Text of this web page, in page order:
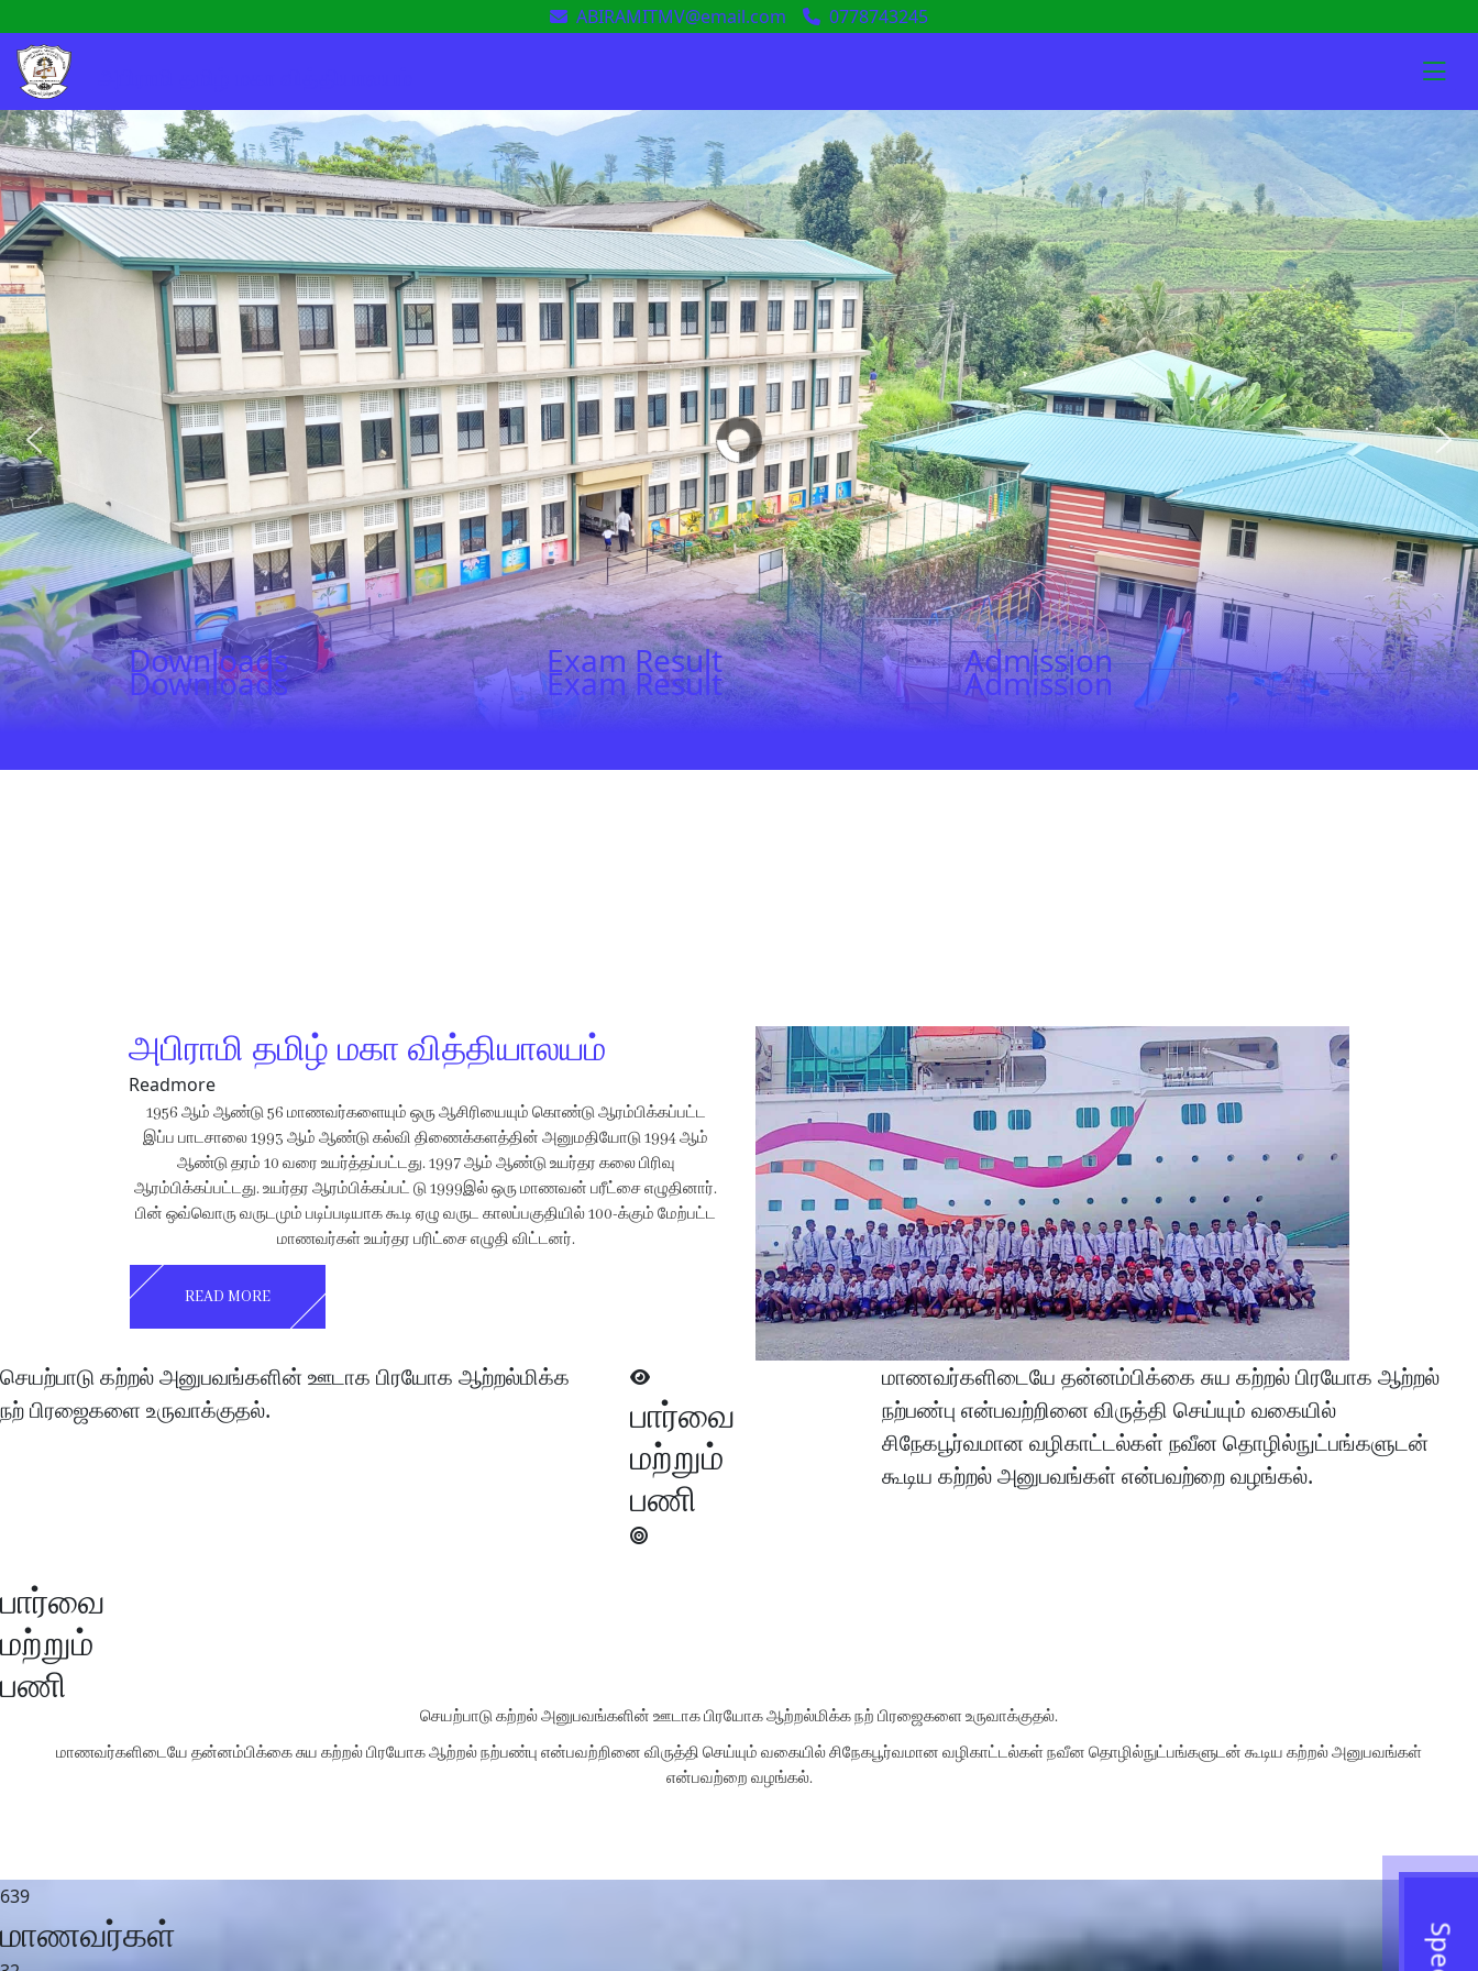
ABIRAMITMV@email.com 0778743245
Downloads Exam Result Admission
Downloads Exam Result Admission
அபிராமி தமிழ் மகா வித்தியாலயம்
Readmore
1956 ஆம் ஆண்டு 56 மாணவர்களையும் ஒரு ஆசிரியையும் கொண்டு ஆரம்பிக்கப்பட்ட
இப்ப பாடசாலை 1993 ஆம் ஆண்டு கல்வி திணைக்களத்தின் அனுமதியோடு 1994 ஆம்
ஆண்டு தரம் 10 வரை உயர்த்தப்பட்டது. 1997 ஆம் ஆண்டு உயர்தர கலை பிரிவு
ஆரம்பிக்கப்பட்டது. உயர்தர ஆரம்பிக்கப்பட் டு 1999இல் ஒரு மாணவன் பரீட்சை எழுதினார்.
பின் ஒவ்வொரு வருடமும் படிப்படியாக கூடி ஏழு வருட காலப்பகுதியில் 100-க்கும் மேற்பட்ட
மாணவர்கள் உயர்தர பரிட்சை எழுதி விட்டனர்.
READ MORE
செயற்பாடு கற்றல் அனுபவங்களின் ஊடாக பிரயோக ஆற்றல்மிக்க
நற் பிரஜைகளை உருவாக்குதல்.
பார்வை
மற்றும்
பணி
மாணவர்களிடையே தன்னம்பிக்கை சுய கற்றல் பிரயோக ஆற்றல்
நற்பண்பு என்பவற்றினை விருத்தி செய்யும் வகையில்
சிநேகபூர்வமான வழிகாட்டல்கள் நவீன தொழில்நுட்பங்களுடன்
கூடிய கற்றல் அனுபவங்கள் என்பவற்றை வழங்கல்.
பார்வை
மற்றும்
பணி
செயற்பாடு கற்றல் அனுபவங்களின் ஊடாக பிரயோக ஆற்றல்மிக்க நற் பிரஜைகளை உருவாக்குதல்.
மாணவர்களிடையே தன்னம்பிக்கை சுய கற்றல் பிரயோக ஆற்றல் நற்பண்பு என்பவற்றினை விருத்தி செய்யும் வகையில் சிநேகபூர்வமான வழிகாட்டல்கள் நவீன தொழில்நுட்பங்களுடன் கூடிய கற்றல் அனுபவங்கள்
என்பவற்றை வழங்கல்.
639
மாணவர்கள்